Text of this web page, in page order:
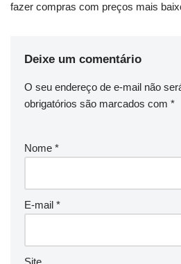
fazer compras com preços mais
Deixe um comentário
O seu endereço de e-mail não
obrigatórios são marcados com *
Nome *
E-mail *